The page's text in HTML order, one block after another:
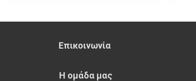
Επικοινωνία
Η ομάδα μας